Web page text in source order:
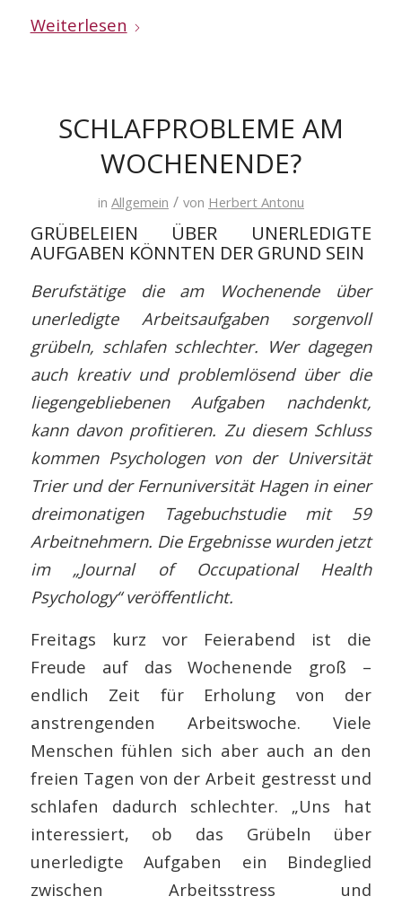
Weiterlesen
SCHLAFPROBLEME AM
WOCHENENDE?
in Allgemein / von Herbert Antonu
GRÜBELEIEN ÜBER UNERLEDIGTE
AUFGABEN KÖNNTEN DER GRUND SEIN
Berufstätige die am Wochenende über
unerledigte Arbeitsaufgaben sorgenvoll
grübeln, schlafen schlechter. Wer dagegen
auch kreativ und problemlösend über die
liegengebliebenen Aufgaben nachdenkt,
kann davon profitieren. Zu diesem Schluss
kommen Psychologen von der Universität
Trier und der Fernuniversität Hagen in einer
dreimonatigen Tagebuchstudie mit 59
Arbeitnehmern. Die Ergebnisse wurden jetzt
im „Journal of Occupational Health
Psychology“ veröffentlicht.
Freitags kurz vor Feierabend ist die
Freude auf das Wochenende groß –
endlich Zeit für Erholung von der
anstrengenden Arbeitswoche. Viele
Menschen fühlen sich aber auch an den
freien Tagen von der Arbeit gestresst und
schlafen dadurch schlechter. „Uns hat
interessiert, ob das Grübeln über
unerledigte Aufgaben ein Bindeglied
zwischen Arbeitsstress und